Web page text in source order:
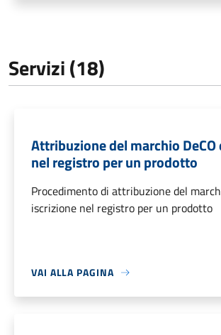
Servizi (18)
Attribuzione del marchio DeCO
nel registro per un prodotto
Procedimento di attribuzione del
iscrizione nel registro per un prodotto
VAI ALLA PAGINA